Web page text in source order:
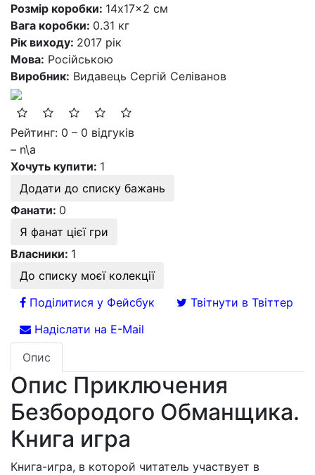
Розмір коробки: 14x17x2 см
Вага коробки: 0.31 кг
Рік виходу: 2017 рік
Мова: Російською
Виробник: Видавець Сергій Селіванов
Рейтинг: 0 – 0 відгуків
– n\a
Хочуть купити: 1
Додати до списку бажань
Фанати: 0
Я фанат цієї гри
Власники: 1
До списку моєї колекції
Поділитися у Фейсбук
Твітнути в Твіттер
Надіслати на E-Mail
Опис
Опис Приключения
Безбородого Обманщика.
Книга игра
Книга-игра, в которой читатель участвует в